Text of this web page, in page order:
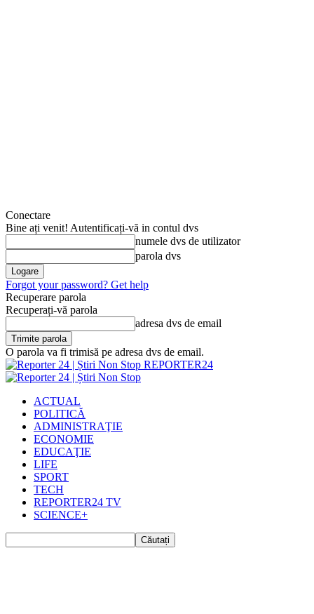
Conectare
Bine ați venit! Autentificați-vă in contul dvs
numele dvs de utilizator
parola dvs
Forgot your password? Get help
Recuperare parola
Recuperați-vă parola
adresa dvs de email
O parola va fi trimisă pe adresa dvs de email.
REPORTER24
ACTUAL
POLITICĂ
ADMINISTRAŢIE
ECONOMIE
EDUCAŢIE
LIFE
SPORT
TECH
REPORTER24 TV
SCIENCE+